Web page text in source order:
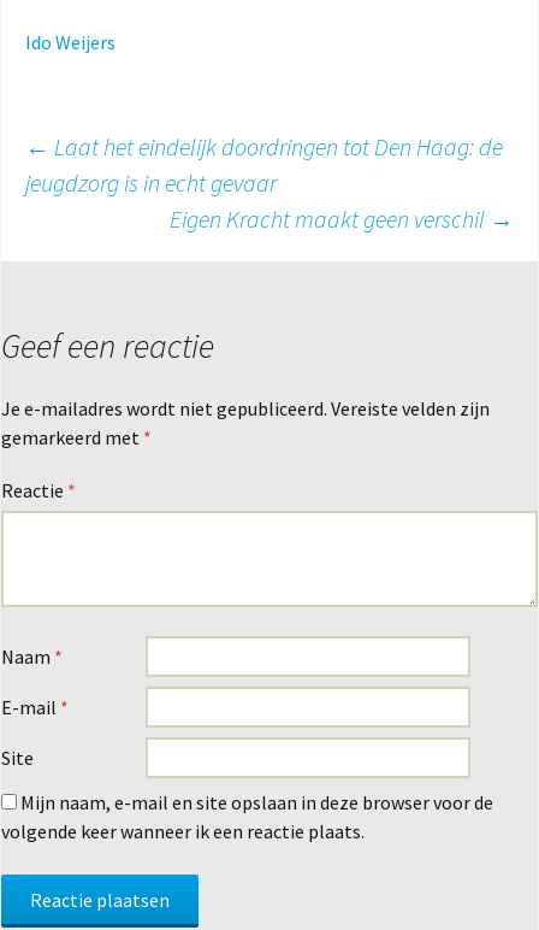
Ido Weijers
Berichtnavigatie
← Laat het eindelijk doordringen tot Den Haag: de
jeugdzorg is in echt gevaar
Eigen Kracht maakt geen verschil →
Geef een reactie
Je e-mailadres wordt niet gepubliceerd. Vereiste velden zijn
gemarkeerd met *
Reactie *
Naam *
E-mail *
Site
Mijn naam, e-mail en site opslaan in deze browser voor de
volgende keer wanneer ik een reactie plaats.